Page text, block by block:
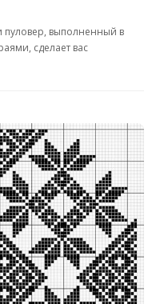
пуловер, выполненный в
сделает вас